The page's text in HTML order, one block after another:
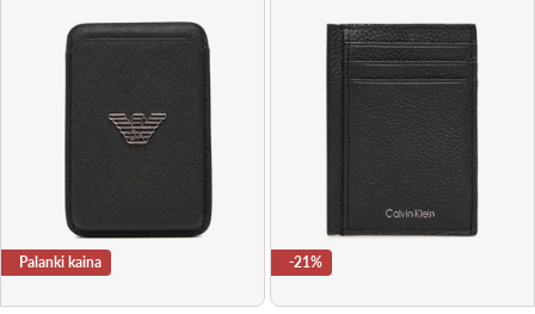
Palanki kaina -21%